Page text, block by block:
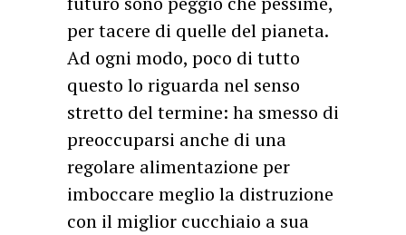
per tacere di quelle del pianeta.
Ad ogni modo, poco di tutto
questo lo riguarda nel senso
stretto del termine: ha smesso di
preoccuparsi anche di una
regolare alimentazione per
imboccare meglio la distruzione
con il miglior cucchiaio a sua